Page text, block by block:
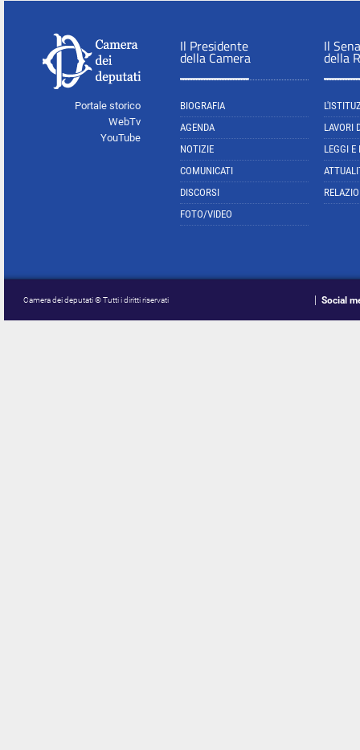
Portale storico
WebTv
YouTube
Il Presidente
della Camera
BIOGRAFIA
AGENDA
NOTIZIE
COMUNICATI
DISCORSI
FOTO/VIDEO
Il
della
LAVORI
LEGGI E
Camera dei deputati © Tutti i diritti riservati Social